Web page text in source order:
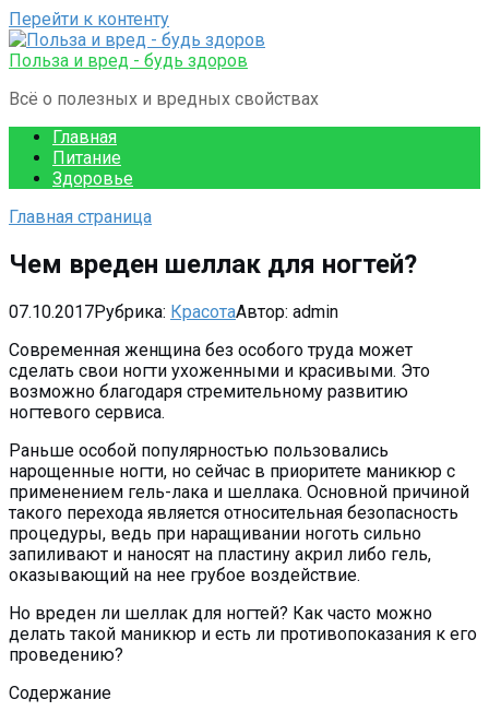
Перейти к контенту
Польза и вред - будь здоров
Всё о полезных и вредных свойствах
Главная
Питание
Здоровье
Главная страница
Чем вреден шеллак для ногтей?
07.10.2017Рубрика: КрасотаАвтор: admin
Современная женщина без особого труда может
сделать свои ногти ухоженными и красивыми. Это
возможно благодаря стремительному развитию
ногтевого сервиса.
Раньше особой популярностью пользовались
нарощенные ногти, но сейчас в приоритете маникюр с
применением гель-лака и шеллака. Основной причиной
такого перехода является относительная безопасность
процедуры, ведь при наращивании ноготь сильно
запиливают и наносят на пластину акрил либо гель,
оказывающий на нее грубое воздействие.
Но вреден ли шеллак для ногтей? Как часто можно
делать такой маникюр и есть ли противопоказания к его
проведению?
Содержание